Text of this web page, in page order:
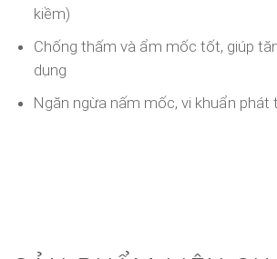
kiềm)
Chống thấm và ẩm mốc tốt, giúp
dụng
Ngăn ngừa nấm mốc, vi khuẩn phát